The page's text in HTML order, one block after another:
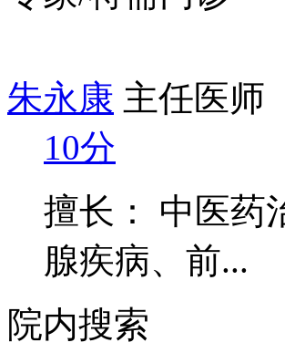
朱永康 主任医师
10分
擅长： 中医药
腺疾病、前...
院内搜索